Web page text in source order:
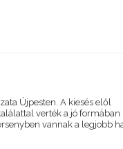
Újpesten. A kiesés elől
verték a jó formában
vannak a legjobb